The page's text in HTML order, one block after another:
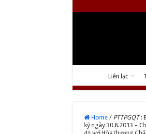
Liên lạc
Home / PTTPGQT:
ký ngày 30.8.2013 –